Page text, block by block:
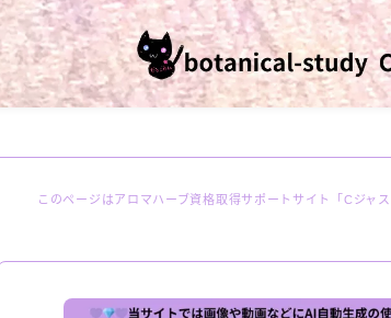
このページはアロマハーブ資格取得サポートサイト「Cジャ